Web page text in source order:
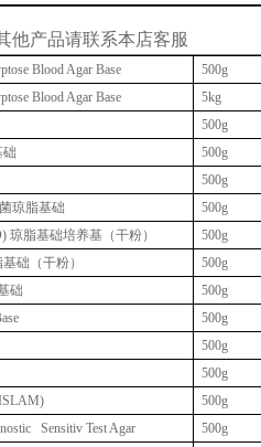
他产品请联系本店客服
Blood Agar Base
500g
Blood Agar Base
5kg
500g
础
500g
500g
琼脂基础
500g
琼脂基础培养基（干粉）
500g
础（干粉）
500g
础
500g
500g
500g
500g
500g
Sensitiv Test Agar
500g